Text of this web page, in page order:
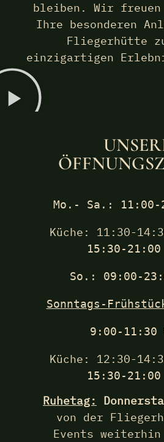
bleiben. Wir
Ihre besonderen
Fliegerhütte
einzigartigen
Mo.- Sa.: 11:00-
Küche: 11:30-
15:30-
So.: 09:00-
Sonntags-
9:00-11:30
Küche: 12:30-
15:30-
Ruhetag:
von der
Events weiterhin